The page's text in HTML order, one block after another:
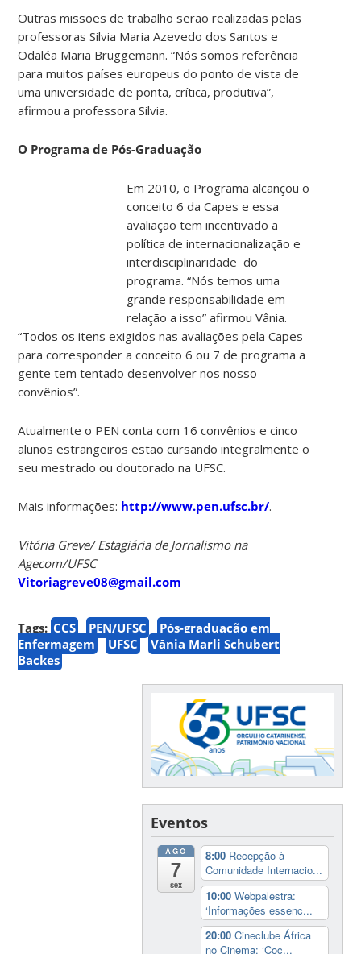
Outras missões de trabalho serão realizadas pelas
professoras Silvia Maria Azevedo dos Santos e
Odaléa Maria Brüggemann. “Nós somos referência
para muitos países europeus do ponto de vista de
uma universidade de ponta, crítica, produtiva”,
afirmou a professora Silvia.
O Programa de Pós-Graduação
Em 2010, o Programa alcançou o
conceito 6 da Capes e essa
avaliação tem incentivado a
política de internacionalização e
interdisciplinaridade do
programa. “Nós temos uma
grande responsabilidade em
relação a isso” afirmou Vânia.
“Todos os itens exigidos nas avaliações pela Capes
para corresponder a conceito 6 ou 7 de programa a
gente tem tentado desenvolver nos nosso
convênios”.
Atualmente o PEN conta com 16 convênios e cinco
alunos estrangeiros estão cursando integralmente o
seu mestrado ou doutorado na UFSC.
Mais informações: http://www.pen.ufsc.br/.
Vitória Greve/ Estagiária de Jornalismo na
Agecom/UFSC
Vitoriagreve08@gmail.com
Tags: CCS PEN/UFSC
Pós-graduação em
Enfermagem
UFSC
Vânia Marli Schubert
Backes
Eventos
AGO
7
sex
8:00 Recepção à
Comunidade Internacio...
10:00Webpalestra:
‘Informações essenc...
20:00Cineclube África
no Cinema: ‘Coc...